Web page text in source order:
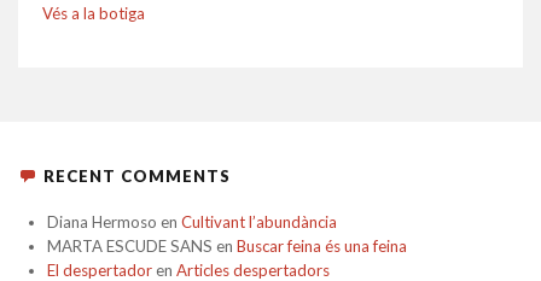
Vés a la botiga
RECENT COMMENTS
Diana Hermoso en Cultivant l’abundància
MARTA ESCUDE SANS en Buscar feina és una feina
El despertadoren Articles despertadors